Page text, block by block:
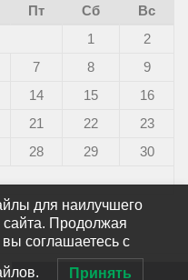
Пт Сб
Вс
1
2
7 8
9
14 15
16
21 22
23
28 29
30
для наилучшего
Продолжая
вы соглашаетесь с
Принять